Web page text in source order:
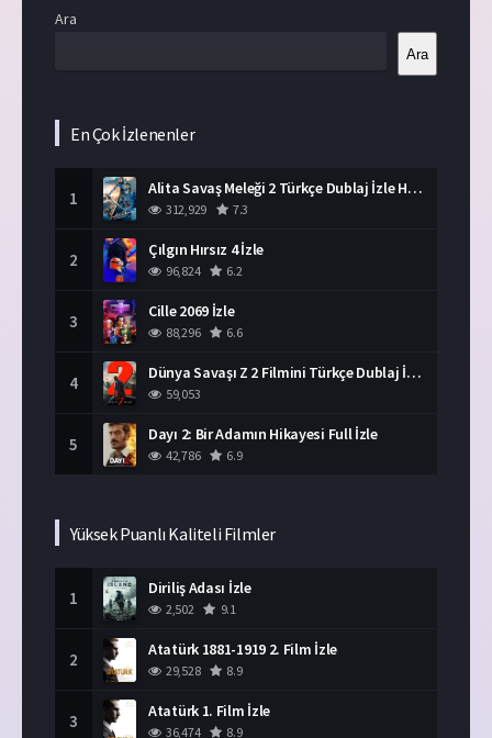
Ara
Ara
En Çok İzlenenler
1 Alita Savaş Meleği 2 Türkçe Dublaj İzle HD Film
312,929 7.3
2 Çılgın Hırsız 4 İzle
96,824 6.2
3 Cille 2069 İzle
88,296 6.6
4 Dünya Savaşı Z 2 Filmini Türkçe Dublaj İzle
59,053
5 Dayı 2: Bir Adamın Hikayesi Full İzle
42,786 6.9
Yüksek Puanlı Kaliteli Filmler
1 Diriliş Adası İzle
2,502 9.1
2 Atatürk 1881-1919 2. Film İzle
29,528 8.9
3 Atatürk 1. Film İzle
36,474 8.9